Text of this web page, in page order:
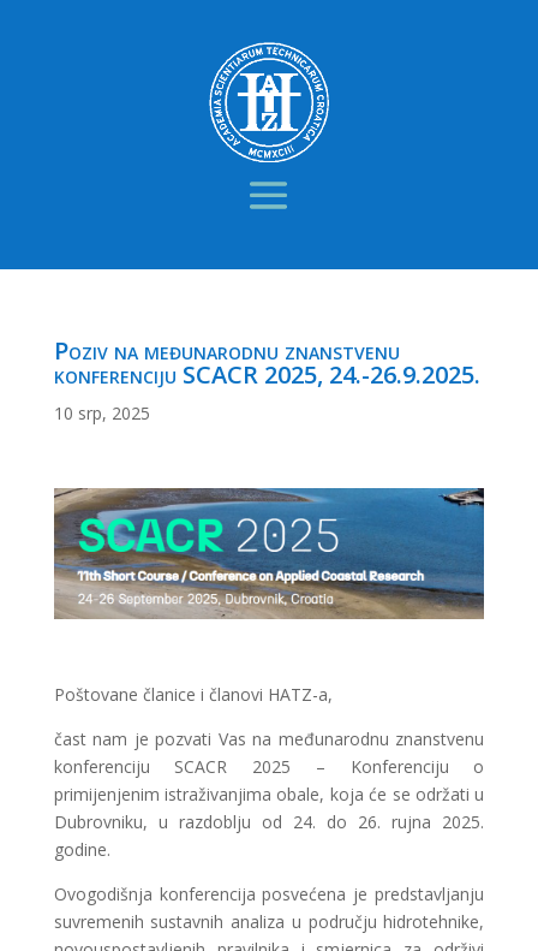
Poziv na međunarodnu znanstvenu
konferenciju SCACR 2025, 24.-26.9.2025.
10 srp, 2025
Poštovane članice i članovi HATZ-a,
čast nam je pozvati Vas na međunarodnu znanstvenu
konferenciju SCACR 2025 – Konferenciju o
primijenjenim istraživanjima obale, koja će se održati u
Dubrovniku, u razdoblju od 24. do 26. rujna 2025.
godine.
Ovogodišnja konferencija posvećena je predstavljanju
suvremenih sustavnih analiza u području hidrotehnike,